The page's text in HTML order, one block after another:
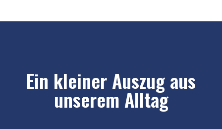
Ein kleiner Auszug aus
unserem Alltag